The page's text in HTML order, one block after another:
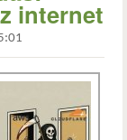
internet